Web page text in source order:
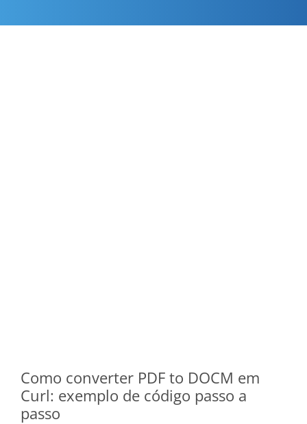
Como converter PDF to DOCM em
Curl: exemplo de código passo a
passo